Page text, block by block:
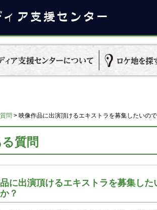
問 > 映像作品に出演頂けるエキストラを募集したいの
質問
に出演頂けるエキストラを募集し
？